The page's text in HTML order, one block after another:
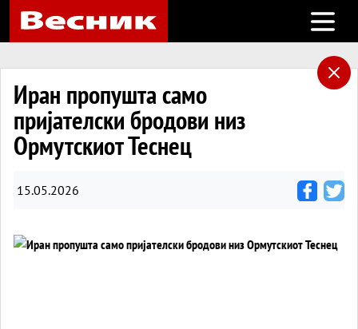
Open
Иран пропушта само
пријателски бродови низ
Ормутскиот Теснец
15.05.2026